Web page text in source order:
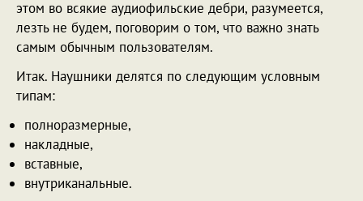
этом во всякие аудиофильские дебри, разумеется,
лезть не будем, поговорим о том, что важно знать
самым обычным пользователям.
Итак. Наушники делятся по следующим условным
типам:
полноразмерные,
накладные,
вставные,
внутриканальные.